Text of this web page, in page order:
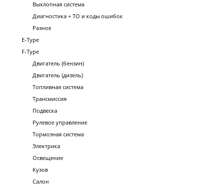
Выхлопная система
Диагностика + ТО и коды ошибок
Разное
E-Type
F-Type
Двигатель (бензин)
Двигатель (дизель)
Топливная система
Трансмиссия
Подвеска
Рулевое управление
Тормозная система
Электрика
Освещение
Кузов
Салон